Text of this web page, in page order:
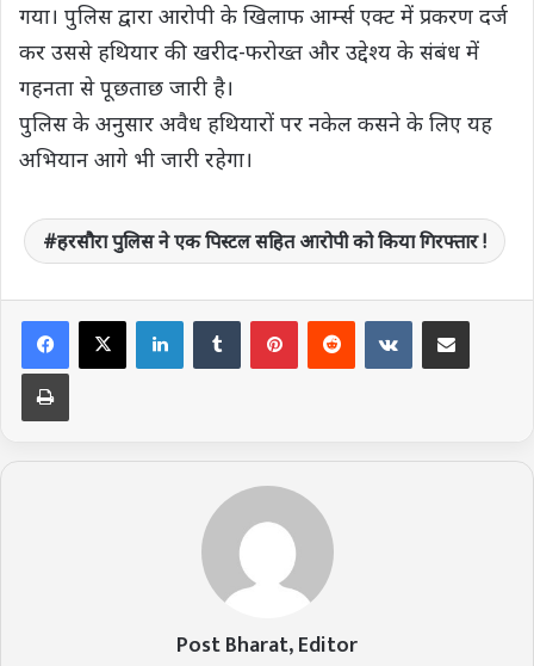
गया। पुलिस द्वारा आरोपी के खिलाफ आर्म्स एक्ट में प्रकरण दर्ज
कर उससे हथियार की खरीद-फरोख्त और उद्देश्य के संबंध में
गहनता से पूछताछ जारी है।
पुलिस के अनुसार अवैध हथियारों पर नकेल कसने के लिए यह
अभियान आगे भी जारी रहेगा।
हरसौरा पुलिस ने एक पिस्टल सहित आरोपी को किया गिरफ्तार !
LinkedInTumblrPinterestRedditVKontakte
Share via Email
Print
Post Bharat, Editor